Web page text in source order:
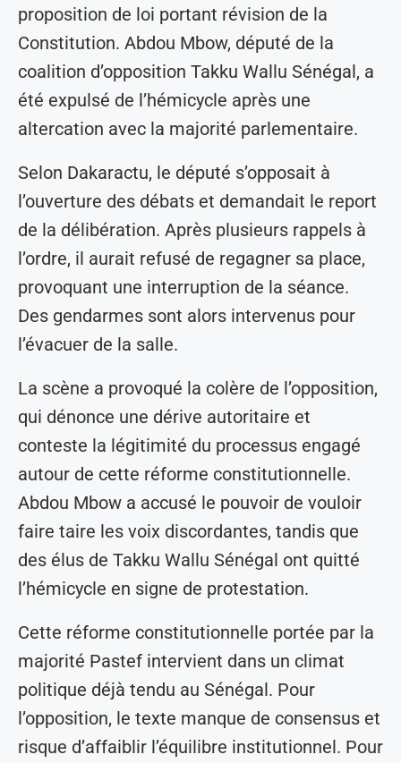
proposition de loi portant révision de la
Constitution. Abdou Mbow, député de la
coalition d’opposition Takku Wallu Sénégal, a
été expulsé de l’hémicycle après une
altercation avec la majorité parlementaire.
Selon Dakaractu, le député s’opposait à
l’ouverture des débats et demandait le report
de la délibération. Après plusieurs rappels à
l’ordre, il aurait refusé de regagner sa place,
provoquant une interruption de la séance.
Des gendarmes sont alors intervenus pour
l’évacuer de la salle.
La scène a provoqué la colère de l’opposition,
qui dénonce une dérive autoritaire et
conteste la légitimité du processus engagé
autour de cette réforme constitutionnelle.
Abdou Mbow a accusé le pouvoir de vouloir
faire taire les voix discordantes, tandis que
des élus de Takku Wallu Sénégal ont quitté
l’hémicycle en signe de protestation.
Cette réforme constitutionnelle portée par la
majorité Pastef intervient dans un climat
politique déjà tendu au Sénégal. Pour
l’opposition, le texte manque de consensus et
risque d’affaiblir l’équilibre institutionnel. Pour